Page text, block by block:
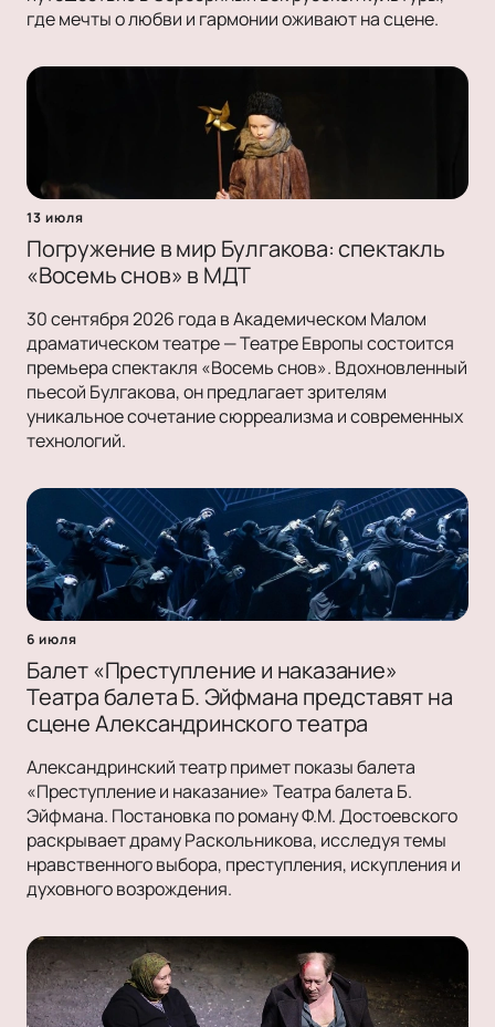
где мечты о любви и гармонии оживают на сцене.
13 июля
Погружение в мир Булгакова: спектакль
«Восемь снов» в МДТ
30 сентября 2026 года в Академическом Малом
драматическом театре — Театре Европы состоится
премьера спектакля «Восемь снов». Вдохновленный
пьесой Булгакова, он предлагает зрителям
уникальное сочетание сюрреализма и современных
технологий.
6 июля
Балет «Преступление и наказание»
Театра балета Б. Эйфмана представят на
сцене Александринского театра
Александринский театр примет показы балета
«Преступление и наказание» Театра балета Б.
Эйфмана. Постановка по роману Ф.М. Достоевского
раскрывает драму Раскольникова, исследуя темы
нравственного выбора, преступления, искупления и
духовного возрождения.